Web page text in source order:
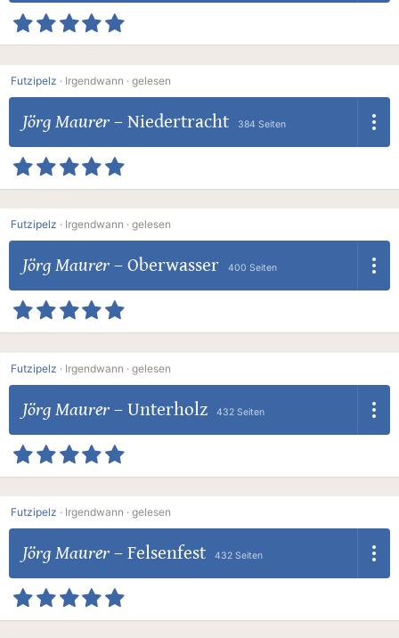
Futzipelz · Irgendwann · gelesen
Jörg Maurer– Niedertracht 384 Seiten
Futzipelz · Irgendwann · gelesen
Jörg Maurer– Oberwasser 400 Seiten
Futzipelz · Irgendwann · gelesen
Jörg Maurer– Unterholz 432 Seiten
Futzipelz · Irgendwann · gelesen
Jörg Maurer– Felsenfest 432 Seiten